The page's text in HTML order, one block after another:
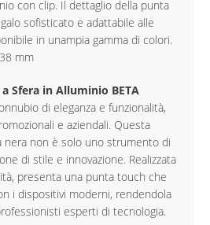
con clip. Il dettaglio della punta
sofisticato e adattabile alle
in unampia gamma di colori.
mm
a Sfera in Alluminio BETA
di eleganza e funzionalità,
e aziendali. Questa
nera non è solo uno strumento di
di stile e innovazione. Realizzata
presenta una punta touch che
i dispositivi moderni, rendendola
esperti di tecnologia.